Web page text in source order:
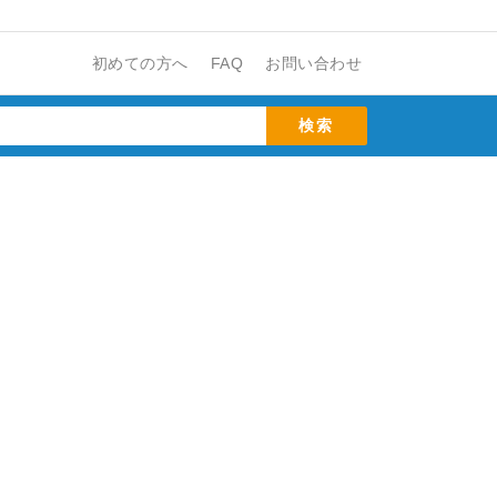
初めての方へ FAQ お問い合わせ